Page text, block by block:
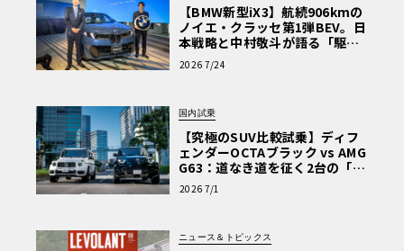
【BMW新型iX3】航続906kmの
ノイエ・クラッセ第1弾BEV。日
本戦略と中村敬斗が語る「駆け
ぬける歓び」
2026 7/24
国内試乗
【究極のSUV比較試乗】ディフ
ェンダーOCTAブラック vs AMG
G63：道なき道を征く2台の「対
極的アプローチ」
2026 7/1
ニュース＆トピックス